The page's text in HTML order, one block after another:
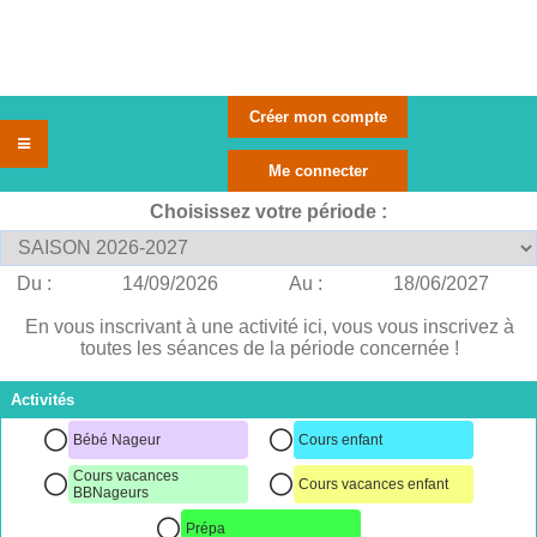
Choisissez votre période :
Du : 14/09/2026 Au : 18/06/2027
En vous inscrivant à une activité ici, vous vous inscrivez à
toutes les séances de la période concernée !
Activités
Bébé Nageur Cours enfant
Cours vacances
BBNageurs
Cours vacances enfant
Prépa